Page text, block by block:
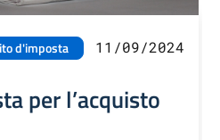
d'imposta 11/09/2024
per l’acquisto